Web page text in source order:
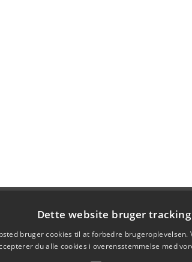
Dette website bruger
bruger cookies til at forbedre brugeroplevelsen.
du alle cookies i overensstemmelse med